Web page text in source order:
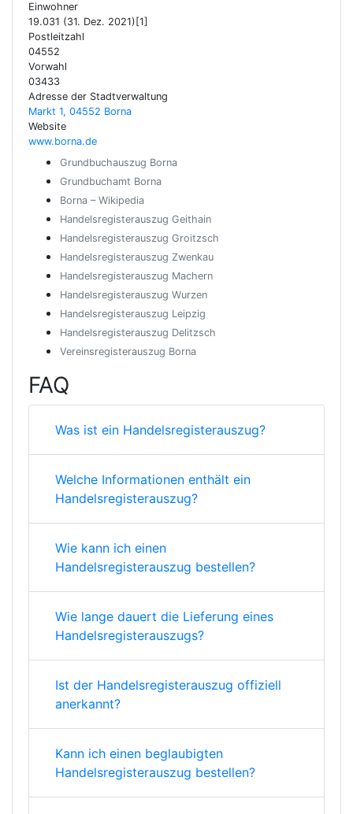
Einwohner
19.031 (31. Dez. 2021)[1]
Postleitzahl
04552
Vorwahl
03433
Adresse der Stadtverwaltung
Markt 1, 04552 Borna
Website
www.borna.de
Grundbuchauszug Borna
Grundbuchamt Borna
Borna – Wikipedia
Handelsregisterauszug Geithain
Handelsregisterauszug Groitzsch
Handelsregisterauszug Zwenkau
Handelsregisterauszug Machern
Handelsregisterauszug Wurzen
Handelsregisterauszug Leipzig
Handelsregisterauszug Delitzsch
Vereinsregisterauszug Borna
FAQ
Was ist ein Handelsregisterauszug?
Welche Informationen enthält ein
Handelsregisterauszug?
Wie kann ich einen
Handelsregisterauszug bestellen?
Wie lange dauert die Lieferung eines
Handelsregisterauszugs?
Ist der Handelsregisterauszug offiziell
anerkannt?
Kann ich einen beglaubigten
Handelsregisterauszug bestellen?